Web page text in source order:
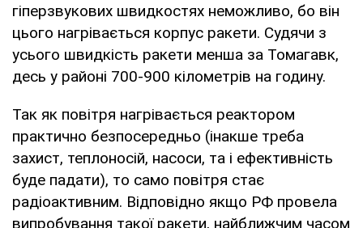
гіперзвукових швидкостях неможливо, бо він
цього нагрівається корпус ракети. Судячи з
усього швидкість ракети менша за Томагавк,
десь у районі 700-900 кілометрів на годину.
Так як повітря нагрівається реактором
практично безпосередньо (інакше треба
захист, теплоносій, насоси, та і ефективність
буде падати), то само повітря стає
радіоактивним. Відповідно якщо РФ провела
випробування такої ракети, найближчим часом